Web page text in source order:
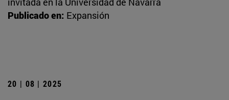
Publicado en: Expansión
20 | 08 | 2025